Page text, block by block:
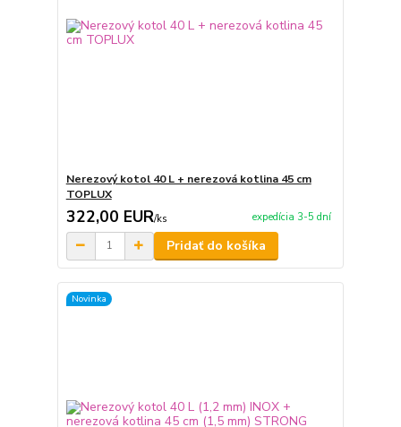
Nerezový kotol 40 L + nerezová kotlina 45 cm
TOPLUX
322,00 EUR/ks expedícia 3-5 dní
Pridať do košíka
Novinka